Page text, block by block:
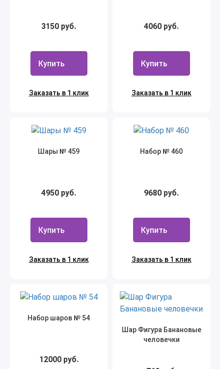
3150 руб.
Купить
Заказать в 1 клик
4060 руб.
Купить
Заказать в 1 клик
Шары № 459
4950 руб.
Купить
Заказать в 1 клик
Набор № 460
9680 руб.
Купить
Заказать в 1 клик
Набор шаров № 54
12000 руб.
Шар Фигура Банановые
человечки